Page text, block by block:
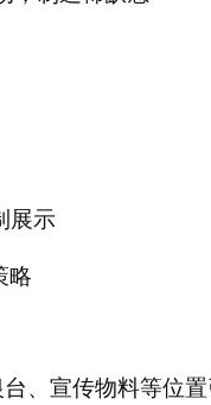
展示
略
台、宣传物料等位